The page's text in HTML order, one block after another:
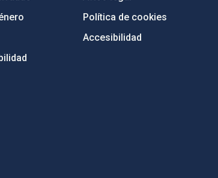
Política de cookies
Accesibilidad